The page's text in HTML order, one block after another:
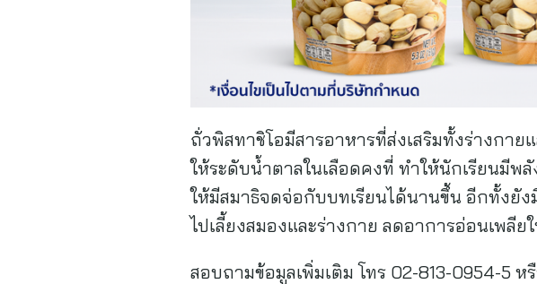
ถั่วพิสทาชิโอมีสารอาหารที่ส่งเสริมทั้งร่างกาย
ให้ระดับน้ำตาลในเลือดคงที่ ทำให้นักเรียนมีพลั
ให้มีสมาธิจดจ่อกับบทเรียนได้นานขึ้น อีกทั้งยัง
ไปเลี้ยงสมองและร่างกาย ลดอาการอ่อนเพลีย
สอบถามข้อมูลเพิ่มเติม โทร 02-813-0954-5